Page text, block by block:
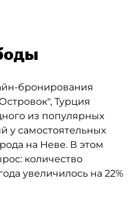
бронирования
Турция
из популярных
у самостоятельных
на Неве. В этом
количество
увеличилось на 22%